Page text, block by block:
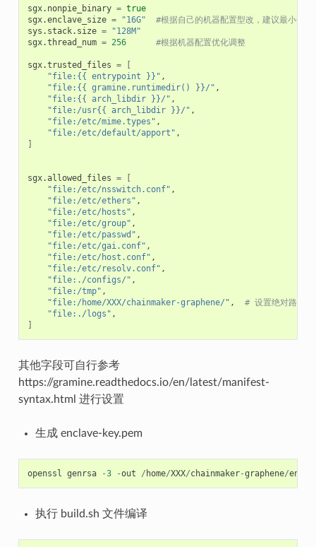
sgx.nonpie_binary = true
sgx.enclave_size = "16G"
#根据自己的机器配置型改，建议最小分配
sys.stack.size =
"128M"
sgx.thread_num = 256 #根据机器配置优化调整
sgx.trusted_files =
"file:{{ entrypoint }}"
"file:{{ gramine.runtimedir() }}/"
"file:{{ arch_libdir }}/"
"file:/usr{{ arch_libdir }}/"
"file:/etc/mime.types"
"file:/etc/default/apport"
sgx.allowed_files =
"file:/etc/nsswitch.conf"
"file:/etc/ethers"
"file:/etc/hosts"
"file:/etc/group"
"file:/etc/passwd"
"file:/etc/gai.conf"
"file:/etc/host.conf"
"file:/etc/resolv.conf"
"file:./configs/"
"file:/tmp"
"file:/home/XXX/chainmaker-graphene/" ,
# 设置绝对路径
"file:./logs"
其他字段可自行参考
https://gramine.readthedocs.io/en/latest/manifest-
syntax.html 进行设置
生成 enclave-key.pem
openssl genrsa -3 -out / home/XXX/chainmaker-graphene/
执行 build.sh 文件编译